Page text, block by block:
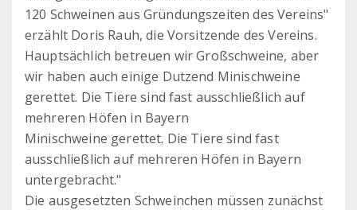
120 Schweinen aus Gründungszeiten des Vereins"
erzählt Doris Rauh, die Vorsitzende des Vereins.
Hauptsächlich betreuen wir Großschweine, aber
wir haben auch einige Dutzend Minischweine
gerettet. Die Tiere sind fast ausschließlich auf
mehreren Höfen in Bayern
Minischweine gerettet. Die Tiere sind fast
ausschließlich auf mehreren Höfen in Bayern
untergebracht."
Die ausgesetzten Schweinchen müssen zunächst